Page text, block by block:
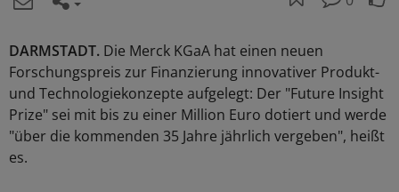
DARMSTADT. Die Merck KGaA hat einen neuen
Forschungspreis zur Finanzierung innovativer Produkt-
und Technologiekonzepte aufgelegt: Der "Future Insight
Prize" sei mit bis zu einer Million Euro dotiert und werde
"über die kommenden 35 Jahre jährlich vergeben", heißt
es.